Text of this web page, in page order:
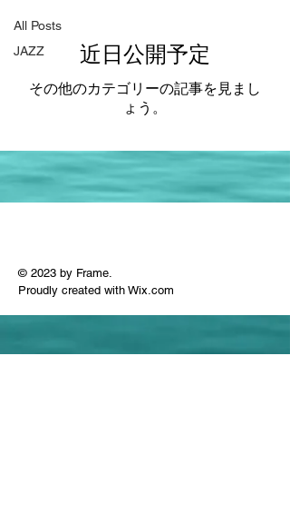
All Posts
JAZZ
近日公開予定
その他のカテゴリーの記事を見まし
ょう。
© 2023 by Frame.
Proudly created with Wix.com